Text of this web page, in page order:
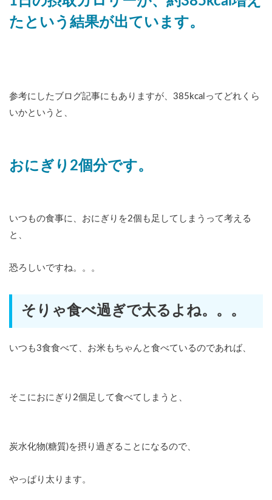
たという結果が出ています。
参考にしたブログ記事にもありますが、385kcalってどれくら
いかというと、
おにぎり2個分です。
いつもの食事に、おにぎりを2個も足してしまうって考える
と、
恐ろしいですね。。。
そりゃ食べ過ぎで太るよね。。。
いつも3食食べて、お米もちゃんと食べているのであれば、
そこにおにぎり2個足して食べてしまうと、
炭水化物(糖質)を摂り過ぎることになるので、
やっぱり太ります。